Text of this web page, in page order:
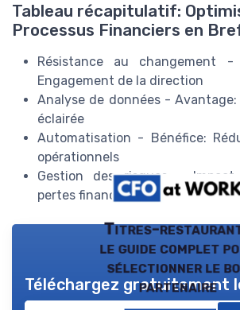
Tableau récapitulatif:
Processus Financiers en
Résistance au changement
Engagement de la direction
Analyse de données -
éclairée
Automatisation - Bénéfice:
opérationnels
Gestion des risques -
pertes financières
Titres-
le guide complet
sélectionner le
partenaire
Téléchargez gratuitement